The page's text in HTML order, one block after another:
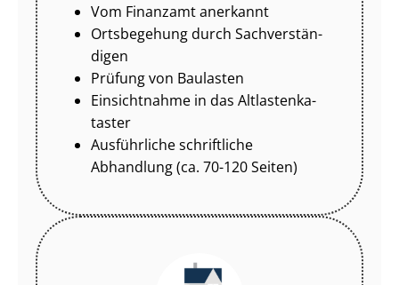
Vom Finanzamt anerkannt
Ortsbegehung durch Sach­ver­stän­
di­gen
Prüfung von Baulasten
Einsichtnahme in das Alt­las­ten­ka­
tas­ter
Ausführliche schriftliche
Abhandlung (ca. 70-120 Seiten)